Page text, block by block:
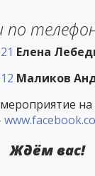
по
Елена
Маликов
на
Ждём вас!